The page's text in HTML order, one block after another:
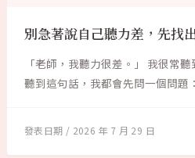
別急著說自己聽力差，先找
「老師，我聽力很差。」 我很常
聽到這句話，我都會先問一個問題
2026 年 7 月 29 日